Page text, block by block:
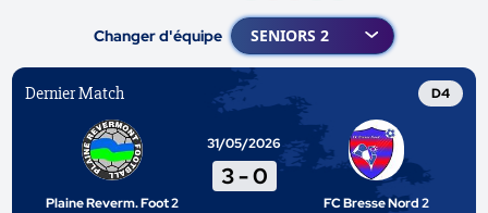
Changer d'équipe
Dernier Match D4
Plaine Reverm. Foot 2
31/05/2026
3-0
FC Bresse Nord 2